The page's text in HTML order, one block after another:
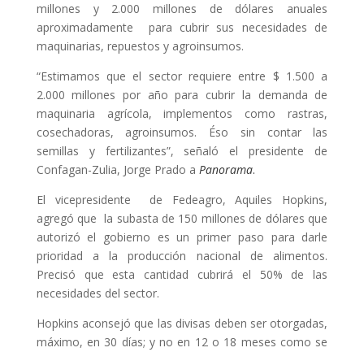
millones y 2.000 millones de dólares anuales
aproximadamente para cubrir sus necesidades de
maquinarias, repuestos y agroinsumos.
“Estimamos que el sector requiere entre $ 1.500 a
2.000 millones por año para cubrir la demanda de
maquinaria agrícola, implementos como rastras,
cosechadoras, agroinsumos. Éso sin contar las
semillas y fertilizantes”, señaló el presidente de
Confagan-Zulia, Jorge Prado a Panorama.
El vicepresidente de Fedeagro, Aquiles Hopkins,
agregó que la subasta de 150 millones de dólares que
autorizó el gobierno es un primer paso para darle
prioridad a la producción nacional de alimentos.
Precisó que esta cantidad cubrirá el 50% de las
necesidades del sector.
Hopkins aconsejó que las divisas deben ser otorgadas,
máximo, en 30 días; y no en 12 o 18 meses como se